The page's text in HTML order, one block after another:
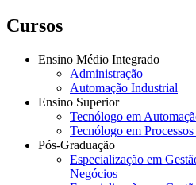
Cursos
Ensino Médio Integrado
Administração
Automação Industrial
Ensino Superior
Tecnólogo em
Tecnólogo em
Pós-Graduação
Especialização em
Negócios